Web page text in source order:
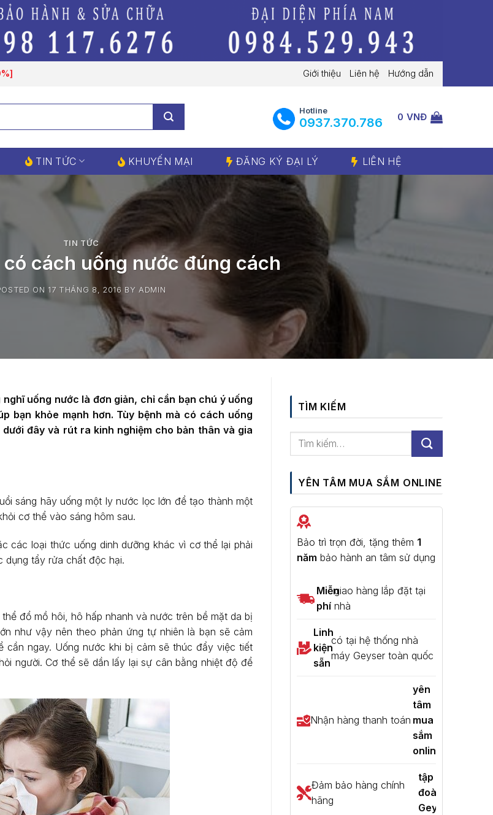
Giới thiệu Liên hệ Hướng dẫn
Hotline
‭0937.370.786‬ 0 VNĐ
TIN TỨC KHUYẾN MẠI ĐĂNG KÝ ĐẠI LÝ LIÊN HỆ
TIN TỨC
có cách uống nước đúng cách
ON 17 THÁNG 8, 2016 BY ADMIN
uống nước là đơn giản, chỉ cần bạn chú ý uống
bạn khỏe mạnh hơn. Tùy bệnh mà có cách uống
đây và rút ra kinh nghiệm cho bản thân và gia
sáng hãy uống một ly nước lọc lớn để tạo thành một
cơ thể vào sáng hôm sau.
các loại thức uống dinh dưỡng khác vì cơ thể lại phải
dụng tẩy rửa chất độc hại.
đổ mồ hôi, hô hấp nhanh và nước trên bề mặt da bị
như vậy nên theo phản ứng tự nhiên là bạn sẽ cảm
ngay. Uống nước khi bị cảm sẽ thúc đẩy việc tiết
người. Cơ thể sẽ dần lấy lại sự cân bằng nhiệt độ để
TÌM KIẾM
YÊN TÂM MUA SẮM ONLINE
Bảo trì trọn đời, tặng thêm 1
năm bảo hành an tâm sử dụng
Miễn
phí
giao hàng lắp đặt tại
nhà
Linh
kiện
sẵn
có tại hệ thống nhà
máy Geyser toàn quốc
Nhận hàng thanh toán
yên
tâm
mua
sắm
online
Đảm bảo hàng chính
hãng
tập
đoàn
Geyser